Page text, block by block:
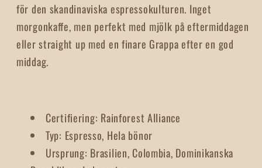
för den skandinaviska espressokulturen. Inget
morgonkaffe, men perfekt med mjölk på eftermiddagen
eller straight up med en finare Grappa efter en god
middag.
Certifiering: Rainforest Alliance
Typ: Espresso, Hela bönor
Ursprung: Brasilien, Colombia, Dominikanska